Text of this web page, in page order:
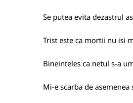
Se putea evita dezastrul
Trist este ca mortii nu isi
Bineinteles ca netul s-a
Mi-e scarba de